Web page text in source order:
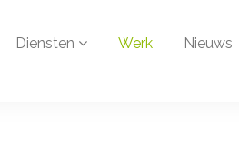
Diensten Werk Nieuws